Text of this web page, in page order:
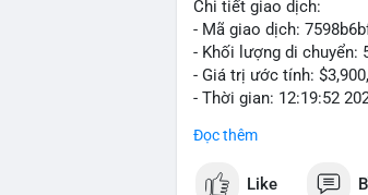
Chi tiết giao dịch:
- Mã giao dịch:
- Khối lượng di chuyển:
- Giá trị ước tính:
- Thời gian: 12:19:52
Nhận định phân tích
Đọc thêm
Like